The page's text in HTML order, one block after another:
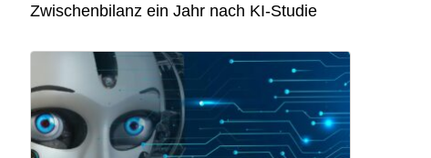
Zwischenbilanz ein Jahr nach KI-Studie